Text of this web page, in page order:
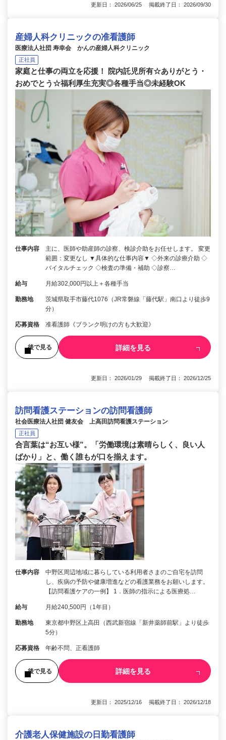
更新日： 2026/06/25 掲載終了日： 2026/09/30
産婦人科クリニックの准看護師
医療法人社団 寿幸会 かんの産婦人科クリニック
正社員
家庭と仕事の両立を応援！ 院内託児所有☆ありがとう・
おめでとう☆福利厚生充実◎各種手当◎未経験OK
仕事内容
主に、医師や助産師の診察、検診介助をお任せします。 変更
範囲：変更なし ▼具体的な仕事内容▼ ◇外来の診療介助 ◇
バイタルチェック ◇検査の準備・補助 ◇診察…
給与 月給302,000円以上＋各種手当
勤務地
茨城県取手市藤代1076（JR常磐線「藤代駅」南口より徒歩9
分）
応募資格 准看護師《ブランク明けの方も大歓迎》
後で見る 詳細を見る
更新日： 2026/01/29 掲載終了日： 2026/12/25
訪問看護ステーションの訪問看護師
社会医療法人社団 健友会 上高田訪問看護ステーション
正社員
合言葉は“お互い様”。「労働環境は素晴らしく、良い人
ばかり」と、働く誰もが口を揃えます。
仕事内容
中野区周辺地域に暮らしている利用者さまのご自宅を訪問
し、疾病の予防や健康増進などの看護業務をお願いします。
【訪問看護ケアの一例】 1．医師の指示による医療処…
給与 月給240,500円（1年目）
勤務地
東京都中野区上高田（西武新宿線「新井薬師前駅」より徒歩
5分）
応募資格 年齢不問、正看護師
後で見る 詳細を見る
更新日： 2025/12/16 掲載終了日： 2026/12/18
介護老人保健施設の日勤看護師